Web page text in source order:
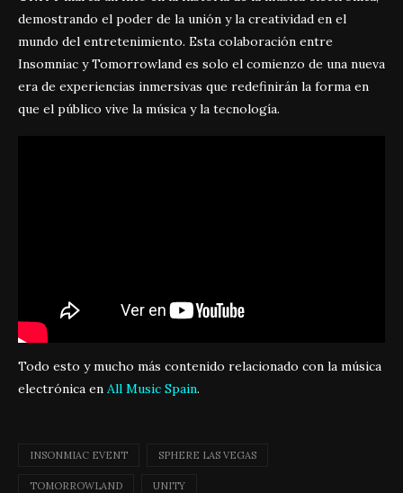
demostrando el poder de la unión y la creatividad en el
mundo del entretenimiento. Esta colaboración entre
Insomniac y Tomorrowland es solo el comienzo de una nueva
era de experiencias inmersivas que redefinirán la forma en
que el público vive la música y la tecnología.
Todo esto y mucho más contenido relacionado con la música
electrónica en All Music Spain.
INSONMIAC EVENT SPHERE LAS VEGAS
TOMORROWLAND UNITY